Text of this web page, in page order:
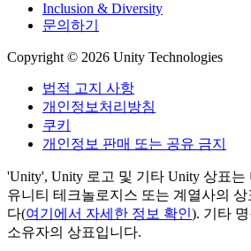
Inclusion & Diversity
문의하기
Copyright © 2026 Unity Technologies
법적 고지 사항
개인정보처리방침
쿠키
개인정보 판매 또는 공유 금지
'Unity', Unity 로고 및 기타 Unity 상표는
유니티 테크놀로지스 또는 계열사의 상
다(여기에서 자세한 정보 확인). 기타
소유자의 상표입니다.